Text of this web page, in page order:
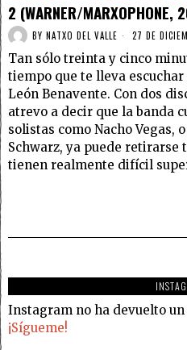
2 (WARNER/MARXOPHONE,
BY NATXO DEL VALLE 27 DE
Tan sólo treinta y cinco
tiempo que te lleva
León Benavente. Con dos
atrevo a decir que la banda
solistas como Nacho Vegas,
Schwarz, ya puede retirarse
tienen realmente difícil
Instagram no ha devuelto un
¡Sígueme!